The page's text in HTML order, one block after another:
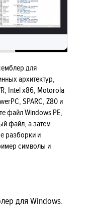
для
архитектур,
Intel x86, Motorola
SPARC, Z80 и
файл Windows PE,
файл, а затем
разборки и
символы и
для Windows.